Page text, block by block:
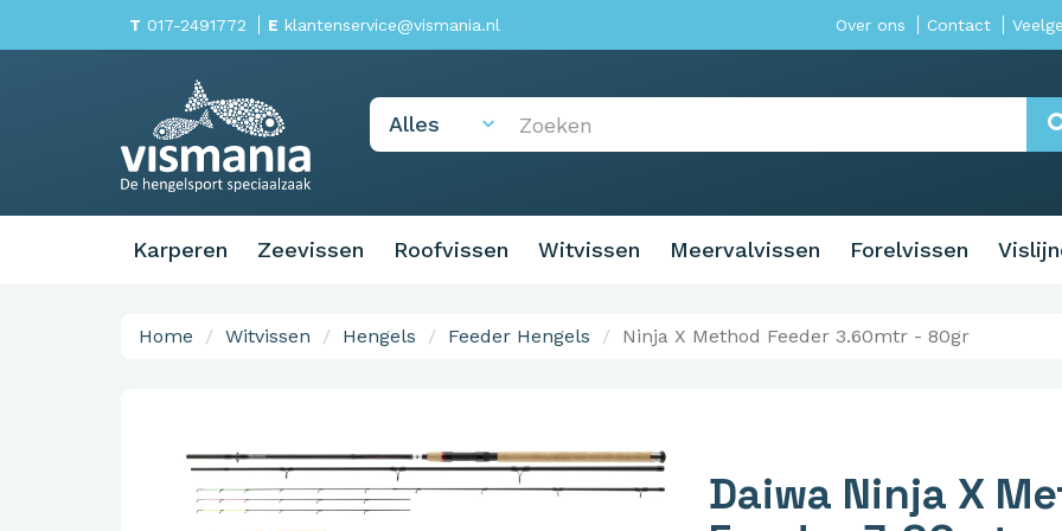
T 017-2491772 E klantenservice@vismania.nl Over ons Contact
Karperen Zeevissen Roofvissen Witvissen Meervalvissen Forelvissen
Home Witvissen Hengels Feeder Hengels Ninja X Method Feeder 3.60mtr - 80gr
Daiwa Ninja X